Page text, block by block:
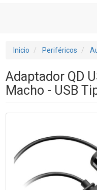
Inicio Periféricos
Adaptador QD
Macho - USB